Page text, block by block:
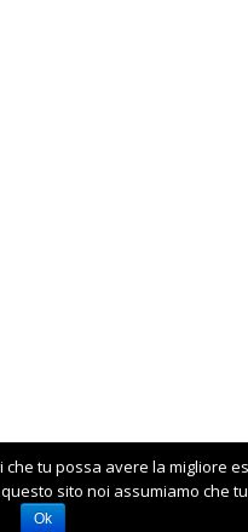
tu possa avere la migliore
sito noi assumiamo che
Ok